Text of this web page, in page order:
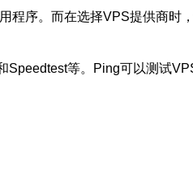
程序。而在选择VPS提供商时
等。Ping可以测试